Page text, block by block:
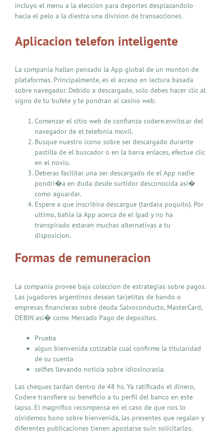
incluyo el menu a la eleccion para deportes desplazandolo
hacia el pelo a la diestra una division de transacciones.
Aplicacion telefon inteligente
La compania hallan pensado la App global de un monton de
plataformas. Principalmente, es el acceso en lectura basada
sobre navegador. Debido a descargado, solo debes hacer clic al
signo de tu bufete y te pondran al casino web.
Comenzar el sitio web de confianza codere.envite.ar del
navegador de el telefonia movil.
Busque nuestro icono sobre ser descargado durante
pastilla de el buscador o en la barra enlaces, efectue clic
en el novio.
Deberas facilitar una ser descargado de el App nadie
pondri�a en duda desde surtidor desconocida asi�
como aguardar.
Espere a que inscribira descargue (tardara poquito). Por
ultimo, bahia la App acerca de el Ipad y no ha
transpirado estaran muchas alternativas a tu
disposicion.
Formas de remuneracion
La compania provee baja coleccion de estrategias sobre pagos.
Las jugadores argentinos desean tarjetitas de bando o
empresas financieras sobre deuda Salvoconducto, MasterCard,
DEBIN asi� como Mercado Pago de depositos.
Prueba
algun bienvenida cotizable cual confirme la titularidad
de su cuenta
selfies llevando noticia sobre idiosincrasia.
Las cheques tardan dentro de 48 hs. Ya ratificado el dinero,
Codere transfiere su beneficio a tu perfil del banco en este
lapso. El magnifico recompensa en el caso de que nos lo
olvidemos bono sobre bienvenida, las presentes que regalan y
diferentes publicaciones tienen apostarse suin solicitarlos.